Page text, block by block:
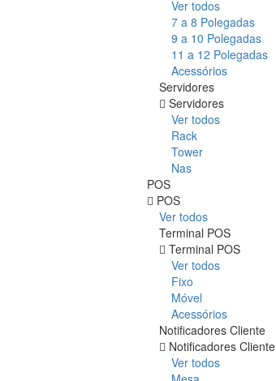
Ver todos
7 a 8 Polegadas
9 a 10 Polegadas
11 a 12 Polegadas
Acessórios
Servidores
Servidores
Ver todos
Rack
Tower
Nas
POS
POS
Ver todos
Terminal POS
Terminal POS
Ver todos
Fixo
Móvel
Acessórios
Notificadores Cliente
Notificadores Cliente
Ver todos